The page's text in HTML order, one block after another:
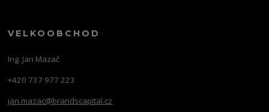
VELKOOBCHOD
Ing. Jan Mazač
+420 737 977 223
jan.mazac@brandscapital.cz